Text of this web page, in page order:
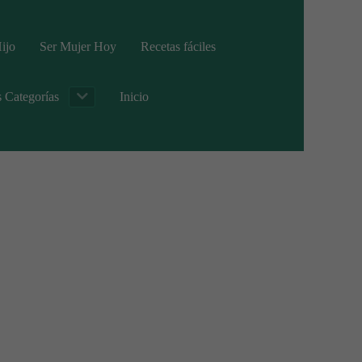
Ser Mujer Hoy Recetas fáciles
Categorías Inicio